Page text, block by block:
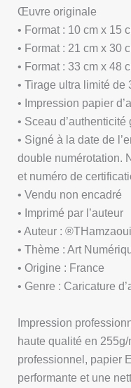
Œuvre originale
• Format : 10 cm x 15
• Format : 21 cm x 30
• Format : 33 cm x 48
• Tirage ultra limité de
• Impression papier
• Sceau
• Signé à la date de
double numérotation.
et numéro de
• Vendu non encadré
• Imprimé par l’auteur
• Auteur : ®THamzaoui
• Thème : Art
• Origine : France
• Genre : Caricature
Impression
haute qualité en 255g/
professionnel, papier
performante et une